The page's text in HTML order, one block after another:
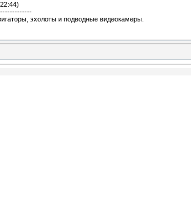
эхолоты и подводные видеокамеры.